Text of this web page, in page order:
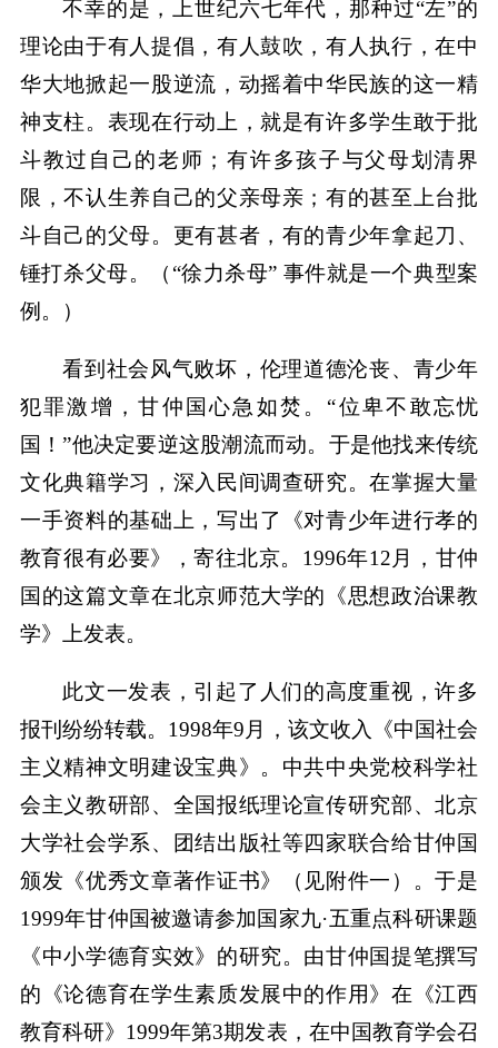
不幸的是，上世纪六七年代，那种过“左”的
理论由于有人提倡，有人鼓吹，有人执行，在中
华大地掀起一股逆流，动摇着中华民族的这一精
神支柱。表现在行动上，就是有许多学生敢于批
斗教过自己的老师；有许多孩子与父母划清界
限，不认生养自己的父亲母亲；有的甚至上台批
斗自己的父母。更有甚者，有的青少年拿起刀、
锤打杀父母。（“徐力杀母” 事件就是一个典型案
例。）
看到社会风气败坏，伦理道德沦丧、青少年
犯罪激增，甘仲国心急如焚。“位卑不敢忘忧
国！”他决定要逆这股潮流而动。于是他找来传统
文化典籍学习，深入民间调查研究。在掌握大量
一手资料的基础上，写出了《对青少年进行孝的
教育很有必要》，寄往北京。1996年12月，甘仲
国的这篇文章在北京师范大学的《思想政治课教
学》上发表。
此文一发表，引起了人们的高度重视，许多
报刊纷纷转载。1998年9月，该文收入《中国社会
主义精神文明建设宝典》。中共中央党校科学社
会主义教研部、全国报纸理论宣传研究部、北京
大学社会学系、团结出版社等四家联合给甘仲国
颁发《优秀文章著作证书》（见附件一）。于是
1999年甘仲国被邀请参加国家九·五重点科研课题
《中小学德育实效》的研究。由甘仲国提笔撰写
的《论德育在学生素质发展中的作用》在《江西
教育科研》1999年第3期发表，在中国教育学会召